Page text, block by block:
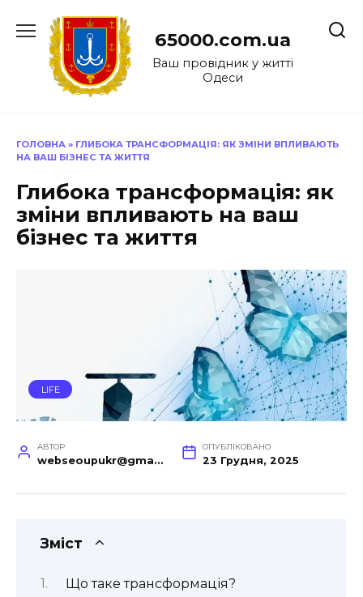
до
65000.com.ua
Ваш провідник у житті
Одеси
ГОЛОВНА » ГЛИБОКА ТРАНСФОРМАЦІЯ: ЯК ЗМІНИ ВПЛИВАЮТЬ
НА ВАШ БІЗНЕС ТА ЖИТТЯ
Глибока трансформація: як
зміни впливають на ваш
бізнес та життя
LIFE
АВТОР
webseoupukr@gmail.com
ОПУБЛІКОВАНО
23 Грудня, 2025
Зміст
Що таке трансформація?